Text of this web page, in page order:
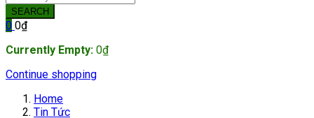
SEARCH
0 0₫
Currently Empty: 0₫
Continue shopping
Home
Tin Tức